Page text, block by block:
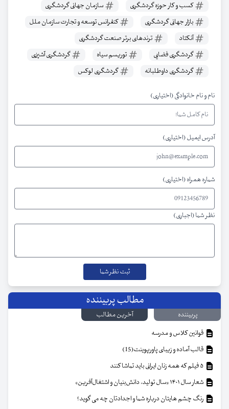
کسب و کار حوزه گردشگری
سازمان جهانی گردشگری
بازار جهانی گردشگری
کنفرانس توسعه و تجارت سازمان ملل
آنکتاد
ترندهای برتر صنعت گردشگری
گردشگری فضایی
توریسم سیاه
گردشگری آشپزی
گردشگری داوطلبانه
گردشگری لوکس
نام و نام خانوادگی (اختیاری)
آدرس ایمیل (اختیاری)
شماره همراه (اختیاری)
نظر شما (اجباری)
مطالب پربیننده
پربیننده
آخرین مطالب
قوانین کلاس و مدرسه
قالب آماده و زیبای پاورپوینت(15)
شعار سال ۱۴۰۱ «سال تولید، دانش‌بنیان و اشتغال‌آفرین»
رنگ چشم هایتان درباره شما و اجدادتان چه می گوید؟